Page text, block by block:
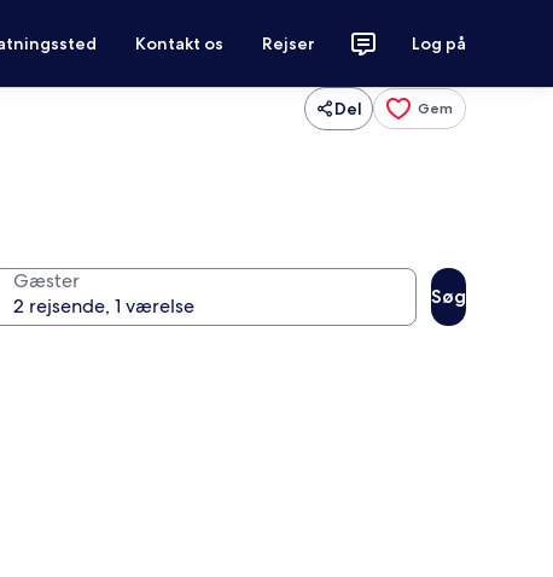
Kontakt os Rejser Log på
Del Gem
Gæster
Søg